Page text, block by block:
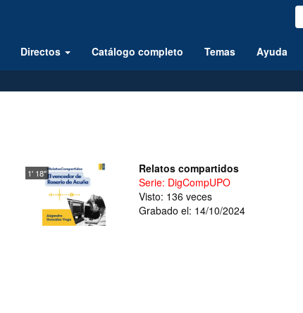
Directos Catálogo completo Temas Ayuda
1' 18''
Relatos compartidos
Serie: DigCompUPO
Visto: 136 veces
Grabado el: 14/10/2024